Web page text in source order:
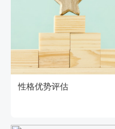
性格优势评估